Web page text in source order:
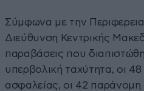
Σύμφωνα με την
Διεύθυνση Κεντρικής
παραβάσεις που
υπερβολική ταχύτητα, οι
ασφαλείας, οι 42